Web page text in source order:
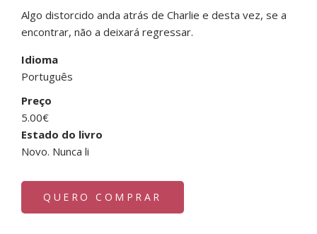
Algo distorcido anda atrás de Charlie e desta vez, se a
encontrar, não a deixará regressar.
Idioma
Português
Preço
5.00€
Estado do livro
Novo. Nunca li
QUERO COMPRAR